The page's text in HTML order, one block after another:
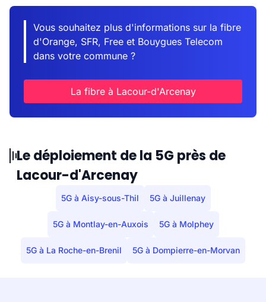
Vous souhaitez plus d'informations sur la fibre
d'Orange, SFR, Free et Bouygues Telecom
dans votre commune ?
La fibre à Lacour-d'Arcenay
Le déploiement de la 5G près de
Lacour-d'Arcenay
5G à Aisy-sous-Thil 5G à Juillenay
5G à Montlay-en-Auxois 5G à Molphey
5G à La Roche-en-Brenil 5G à Dompierre-en-Morvan